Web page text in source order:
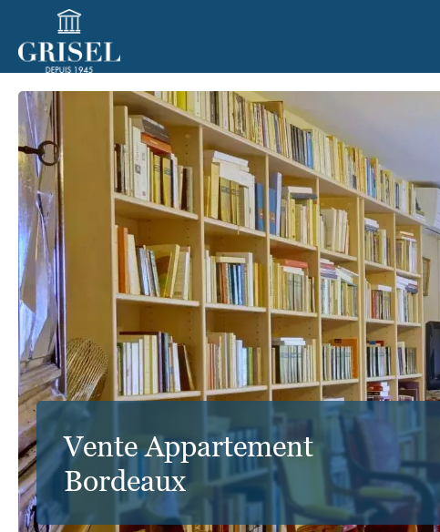
Vente Appartement
Bordeaux